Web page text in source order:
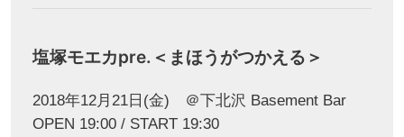
塩塚モエカpre.＜まほうがつかえる＞
2018年12月21日(金) ＠下北沢 Basement Bar
OPEN 19:00 / START 19:30